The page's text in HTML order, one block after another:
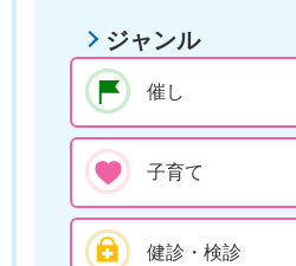
ジャンル
催し
子育て
健診・検診